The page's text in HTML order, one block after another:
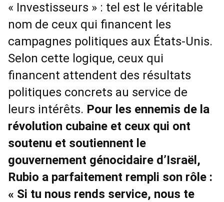
« Investisseurs » : tel est le véritable
nom de ceux qui financent les
campagnes politiques aux États-Unis.
Selon cette logique, ceux qui
financent attendent des résultats
politiques concrets au service de
leurs intérêts. Pour les ennemis de la
révolution cubaine et ceux qui ont
soutenu et soutiennent le
gouvernement génocidaire d’Israël,
Rubio a parfaitement rempli son rôle :
« Si tu nous rends service, nous te